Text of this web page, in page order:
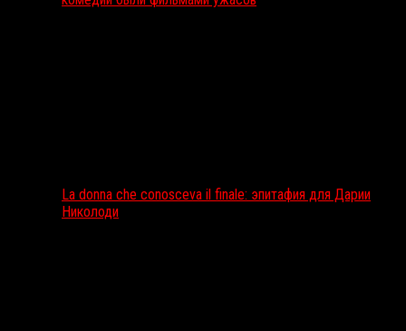
La donna che conosceva il finale: эпитафия для Дарии
Николоди